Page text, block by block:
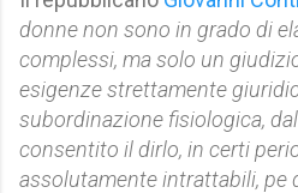
donne non sono in grado di
complessi, ma solo un
esigenze strettamente
subordinazione fisiologica,
consentito il dirlo, in certi
assolutamente intrattabili, pe